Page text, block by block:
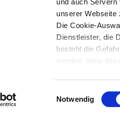
und auch
unserer Webseite
Die Cookie-
Dienstleister, die
besteht die
werden, ohne
jederzeit mit
Notwendig